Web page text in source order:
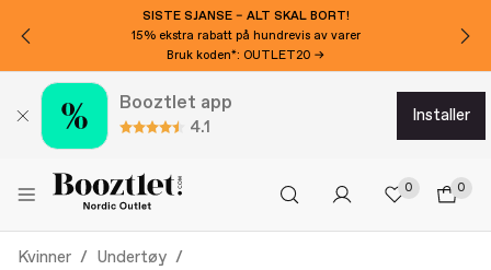
SISTE SJANSE – ALT SKAL BORT!
15% ekstra rabatt på hundrevis av varer
Bruk koden*: OUTLET20 →
Booztlet app
4.1
installer
0 0
Kvinner Undertøy